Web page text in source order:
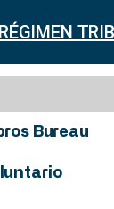
RÉGIMEN
Bureau